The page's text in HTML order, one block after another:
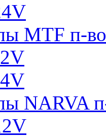
MTF п-
NARVA